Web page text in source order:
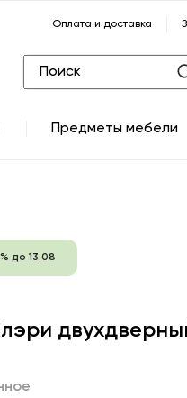
Оплата и доставка
Предметы мебели
до 13.08